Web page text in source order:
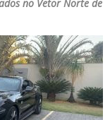
no Vetor Norte de